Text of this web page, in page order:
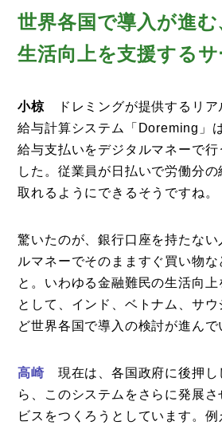
コラム
特集
事例
トピックス
運営会社
登録
世界各国で導入が進
生活向上を支援するサ
小椋 ドレミングが提供するリア
給与計算システム「Doreming」
給与支払いをデジタルマネーで行
した。従業員が日払いで労働分
取れるようにできるそうですね。
驚いたのが、銀行口座を持たない
ルマネーでそのまますぐ買い物な
と。いわゆる金融難民の生活向
として、インド、ベトナム、サ
ど世界各国で導入の検討が進んで
高崎 現在は、各国政府に後押し
ら、このシステムをさらに発展
ビスをつくろうとしています。